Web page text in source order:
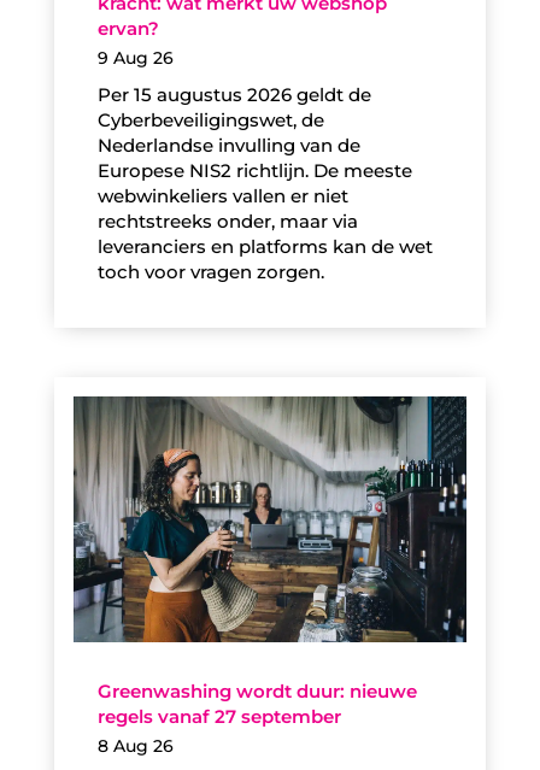
ervan?
9 Aug 26
Per 15 augustus 2026 geldt de
Cyberbeveiligingswet, de
Nederlandse invulling van de
Europese NIS2 richtlijn. De meeste
webwinkeliers vallen er niet
rechtstreeks onder, maar via
leveranciers en platforms kan de wet
toch voor vragen zorgen.
Greenwashing wordt duur: nieuwe
regels vanaf 27 september
8 Aug 26